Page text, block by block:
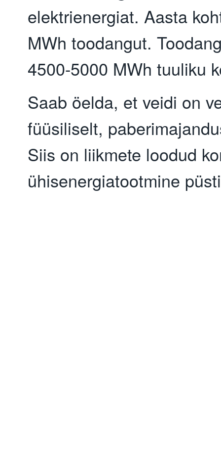
elektrienergiat. Aasta
MWh toodangut.
4500-5000 MWh tuuliku
Saab öelda, et veidi on
füüsiliselt,
Siis on liikmete loodud
ühisenergiatootmine